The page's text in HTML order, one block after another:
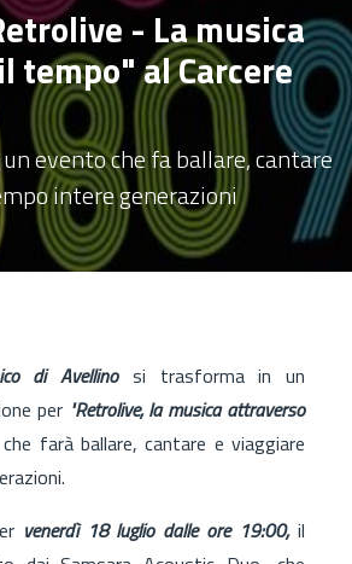
- La musica
tempo" al Carcere
evento che fa ballare, cantare
intere generazioni
di Avellinosi trasforma in un
per "Retrolive, la musica attraverso
farà ballare, cantare e viaggiare
venerdì 18 luglio dalle ore 19:00,il